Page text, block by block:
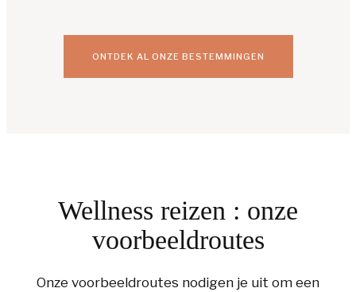
ONTDEK AL ONZE BESTEMMINGEN
Wellness reizen : onze
voorbeeldroutes
Onze voorbeeldroutes nodigen je uit om een